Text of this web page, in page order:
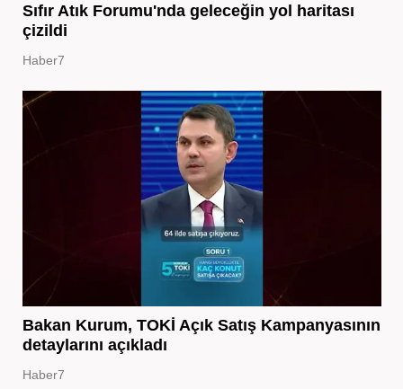
Sıfır Atık Forumu'nda geleceğin yol haritası
çizildi
Haber7
Bakan Kurum, TOKİ Açık Satış Kampanyasının
detaylarını açıkladı
Haber7